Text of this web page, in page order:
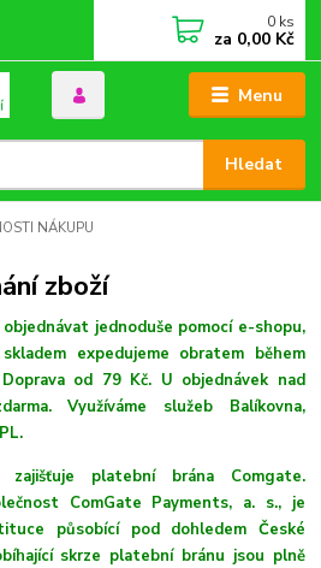
Menu
Hledat
0 ks
za 0,00 Kč
NÁKUPU
zboží
jednoduše pomocí e-shopu,
expedujeme obratem během
od 79 Kč. U objednávek nad
Využíváme služeb Balíkovna,
platební brána Comgate.
ComGate Payments, a. s., je
působící pod dohledem České
skrze platební bránu jsou plně